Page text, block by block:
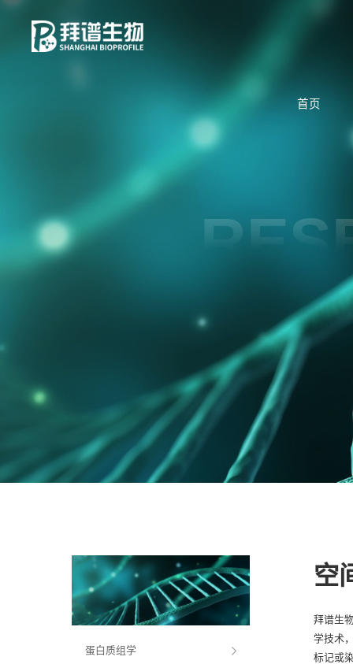
首页
蛋白质组学
空
拜谱生
学技术
标记或